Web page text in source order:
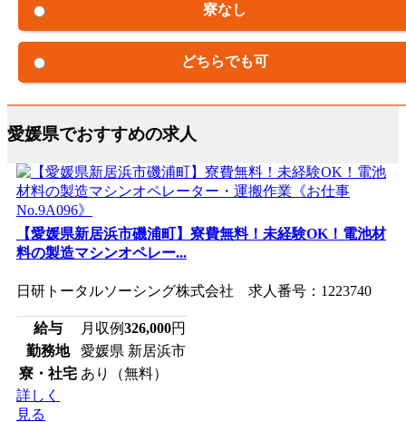
寮なし
どちらでも可
愛媛県でおすすめの求人
【愛媛県新居浜市磯浦町】寮費無料！未経験OK！電池材
料の製造マシンオペレー...
日研トータルソーシング株式会社 求人番号：1223740
給与 月収例326,000円
勤務地
愛媛県 新居浜市
寮・社宅 あり（無料）
詳しく
見る